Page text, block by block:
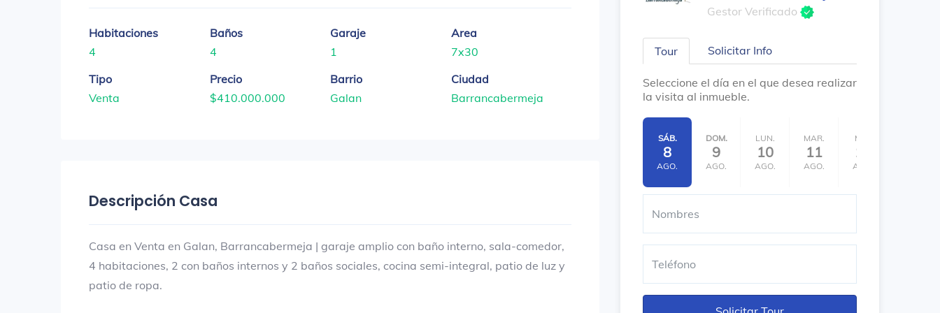
Habitaciones
4
Baños
4
Garaje
1
Area
7x30
Tipo
Venta
Precio
$410.000.000
Barrio
Galan
Ciudad
Barrancabermeja
Descripción Casa
Casa en Venta en Galan, Barrancabermeja | garaje amplio con baño interno, sala-comedor,
4 habitaciones, 2 con baños internos y 2 baños sociales, cocina semi-integral, patio de luz y
patio de ropa.
Gestor Verificado
Tour Solicitar Info
Seleccione el día en el que desea realizar
la visita al inmueble.
SÁB.
8
AGO.
DOM.
9
AGO.
LUN.
10
AGO.
MAR.
11
AGO.
MIÉ.
12
AGO.